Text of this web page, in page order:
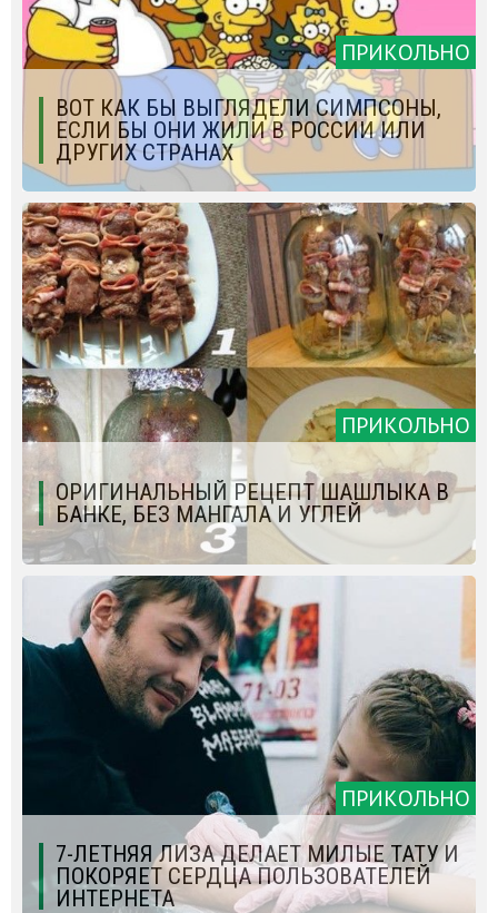
ПРИКОЛЬНО
ВОТ КАК БЫ ВЫГЛЯДЕЛИ СИМПСОНЫ,
ЕСЛИ БЫ ОНИ ЖИЛИ В РОССИИ ИЛИ
ДРУГИХ СТРАНАХ
ПРИКОЛЬНО
ОРИГИНАЛЬНЫЙ РЕЦЕПТ ШАШЛЫКА В
БАНКЕ, БЕЗ МАНГАЛА И УГЛЕЙ
ПРИКОЛЬНО
7-ЛЕТНЯЯ ЛИЗА ДЕЛАЕТ МИЛЫЕ ТАТУ И
ПОКОРЯЕТ СЕРДЦА ПОЛЬЗОВАТЕЛЕЙ
ИНТЕРНЕТА